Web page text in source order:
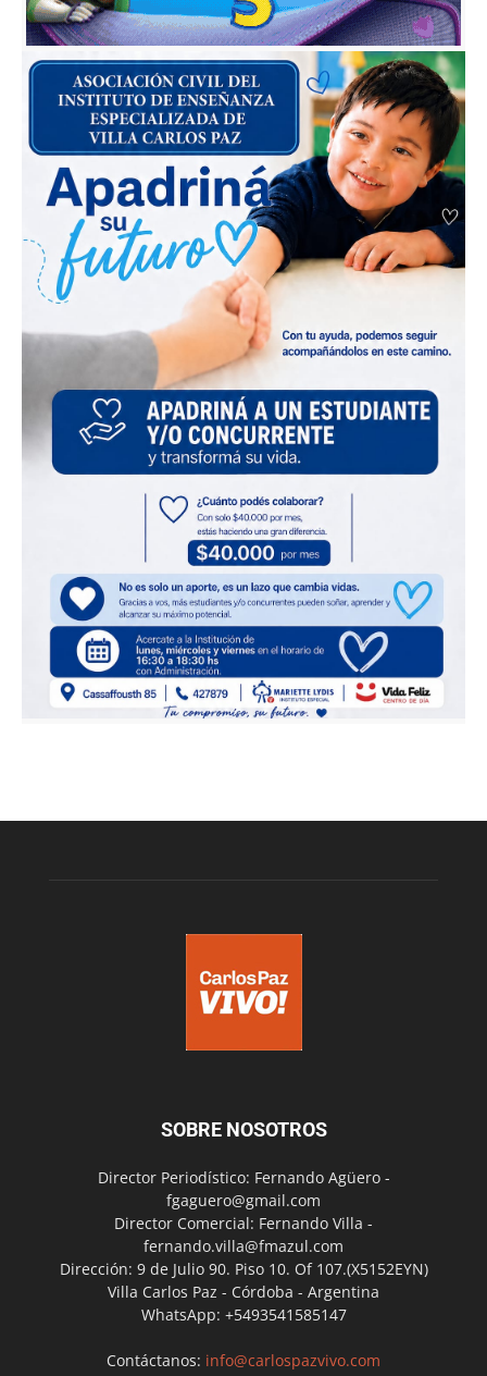
SOBRE NOSOTROS
Director Periodístico: Fernando Agüero -
fgaguero@gmail.com
Director Comercial: Fernando Villa -
fernando.villa@fmazul.com
Dirección: 9 de Julio 90. Piso 10. Of 107.(X5152EYN)
Villa Carlos Paz - Córdoba - Argentina
WhatsApp: +5493541585147
Contáctanos: info@carlospazvivo.com